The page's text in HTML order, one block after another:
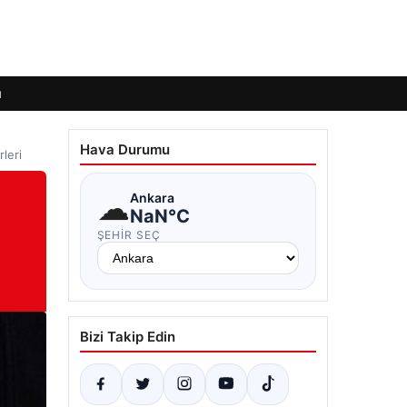
Hava Durumu
☁Ankara
NaN°C
ŞEHIR SEÇ
Bizi Takip Edin